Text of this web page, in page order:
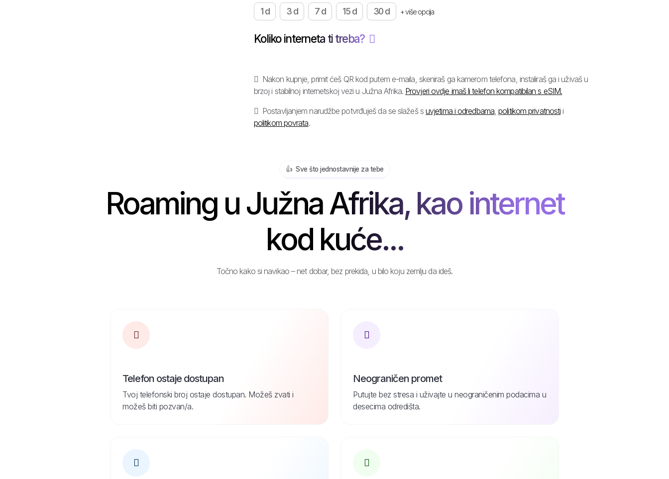
1 d 3 d 7 d 15 d 30 d + više opcija
Koliko interneta ti treba?
Nakon kupnje, primit ćeš QR kod putem e-maila, skeniraš ga kamerom telefona, instaliraš ga i uživaš u
brzoj i stabilnoj internetskoj vezi u Južna Afrika. Provjeri ovdje imaš li telefon kompatibilan s eSIM.
Postavljanjem narudžbe potvrđuješ da se slažeš s uvjetima i odredbama,politikom privatnosti i
politikom povrata.
👍️ Sve što jednostavnije za tebe
Roaming u Južna Afrika, kao internet
kod kuće...
Točno kako si navikao – net dobar, bez prekida, u bilo koju zemlju da ideš.
Telefon ostaje dostupan
Tvoj telefonski broj ostaje dostupan. Možeš zvati i
možeš biti pozvan/a.
Neograničen promet
Putujte bez stresa i uživajte u neograničenim podacima u
desecima odredišta.